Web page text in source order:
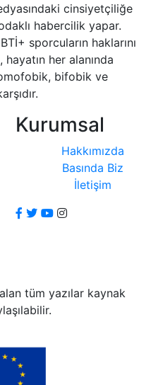
cinsiyetçiliğe
habercilik yapar.
sporcuların haklarını
her alanında
bifobik ve
Kurumsal
Hakkımızda
Basında Biz
İletişim
tüm yazılar kaynak